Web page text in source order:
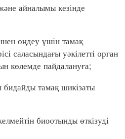
айналымы кезінде
өңдеу үшін тамақ
саласындағы уәкілетті орган
көлемде пайдалануға;
тамақ шикізаты
биоотынды өткізуді